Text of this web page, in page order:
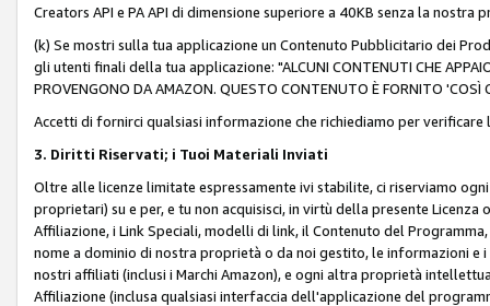
Creators API e PA API di dimensione superiore a 40KB senza la nostra
(k) Se mostri sulla tua applicazione un Contenuto Pubblicitario dei
gli utenti finali della tua applicazione: "ALCUNI CONTENUTI CHE
PROVENGONO DA AMAZON. QUESTO CONTENUTO È FORNITO
Accetti di fornirci qualsiasi informazione che richiediamo per
3. Diritti Riservati; i Tuoi Materiali Inviati
Oltre alle licenze limitate espressamente ivi stabilite, ci riserviamo
proprietari) su e per, e tu non acquisisci, in virtù della presente
Affiliazione, i Link Speciali, modelli di link, il Contenuto del
nome a dominio di nostra proprietà o da noi gestito, le informazioni e
nostri affiliati (inclusi i Marchi Amazon), e ogni altra proprietà
Affiliazione (inclusa qualsiasi interfaccia dell'applicazione del